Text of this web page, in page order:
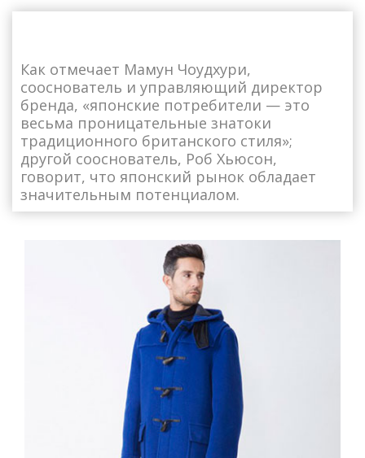
Как отмечает Мамун Чоудхури,
сооснователь и управляющий директор
бренда, «японские потребители — это
весьма проницательные знатоки
традиционного британского стиля»;
другой сооснователь, Роб Хьюсон,
говорит, что японский рынок обладает
значительным потенциалом.